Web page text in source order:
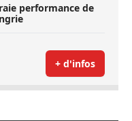
performance de
+ d'infos